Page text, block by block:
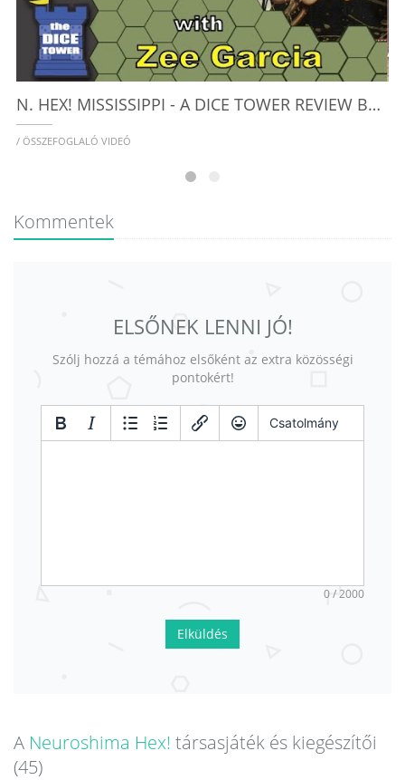
N. HEX! MISSISSIPPI - A DICE TOWER REVIEW BY ZEE GARCIA
/ ÖSSZEFOGLALÓ VIDEÓ
Kommentek
ELSŐNEK LENNI JÓ!
Szólj hozzá a témához elsőként az extra közösségi
pontokért!
Csatolmány
0 / 2000
Elküldés
A Neuroshima Hex! társasjáték és kiegészítői
(45)